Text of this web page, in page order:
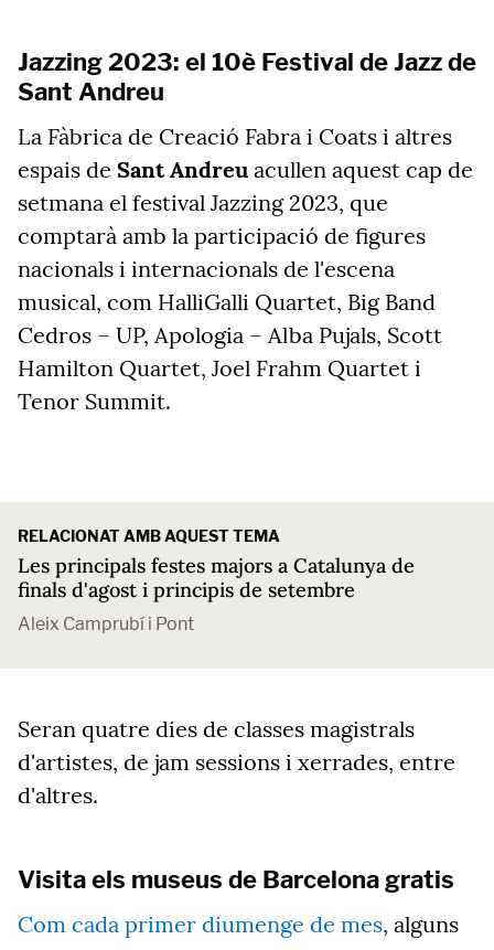
Jazzing 2023: el 10è Festival de Jazz de
Sant Andreu
La Fàbrica de Creació Fabra i Coats i altres
espais de Sant Andreu acullen aquest cap de
setmana el festival Jazzing 2023, que
comptarà amb la participació de figures
nacionals i internacionals de l'escena
musical, com HalliGalli Quartet, Big Band
Cedros – UP, Apologia – Alba Pujals, Scott
Hamilton Quartet, Joel Frahm Quartet i
Tenor Summit.
RELACIONAT AMB AQUEST TEMA
Les principals festes majors a Catalunya de
finals d'agost i principis de setembre
Aleix Camprubí i Pont
Seran quatre dies de classes magistrals
d'artistes, de jam sessions i xerrades, entre
d'altres.
Visita els museus de Barcelona gratis
Com cada primer diumenge de mes, alguns